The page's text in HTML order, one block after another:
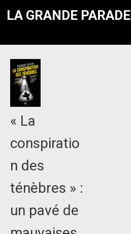
LA GRANDE PARADE
« La
conspiratio
n des
ténèbres » :
un pavé de